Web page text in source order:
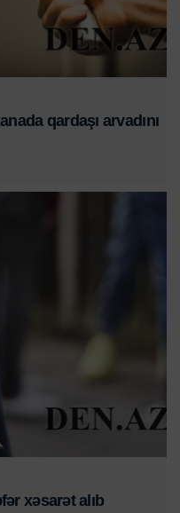
qardaşı arvadını
xəsarət alıb